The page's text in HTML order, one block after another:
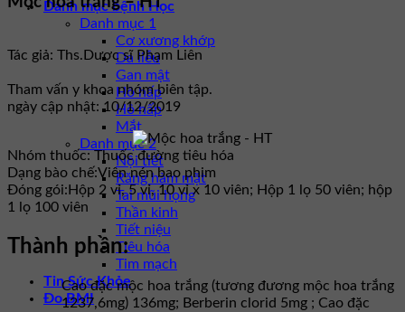
Danh mục bệnh Học
Danh mục 1
Cơ xương khớp
Da liễu
Gan mật
Hô hấp
Hô hấp
Mắt
Danh mục 2
Nội tiết
Răng hàm mặt
Tai mũi họng
Thần kinh
Tiết niệu
Tiêu hóa
Tim mạch
Tin Sức Khỏe
Đo BMI
Tác giả: Ths.Dược sĩ Phạm Liên
Tham vấn y khoa nhóm biên tập.
ngày cập nhật: 10/12/2019
Nhóm thuốc: Thuốc đường tiêu hóa
Dạng bào chế:Viên nén bao phim
Đóng gói: Hộp 2 vỉ, 5 vỉ, 10 vỉ x 10 viên; Hộp 1 lọ 50 viên; hộp
1 lọ 100 viên
Thành phần:
Cao đặc mộc hoa trắng (tương đương mộc hoa trắng
1237,6mg) 136mg; Berberin clorid 5mg ; Cao đặc